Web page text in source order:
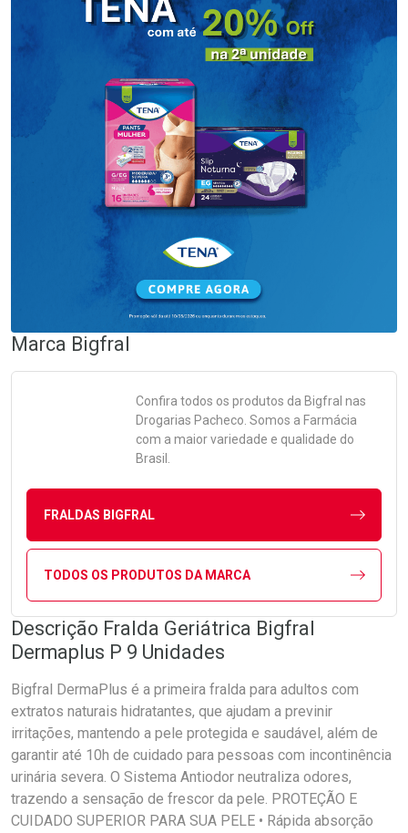
Marca Bigfral
Confira todos os produtos da Bigfral nas
Drogarias Pacheco. Somos a Farmácia
com a maior variedade e qualidade do
Brasil.
FRALDAS BIGFRAL
TODOS OS PRODUTOS DA MARCA
Descrição Fralda Geriátrica Bigfral
Dermaplus P 9 Unidades
Bigfral DermaPlus é a primeira fralda para adultos com
extratos naturais hidratantes, que ajudam a previnir
irritações, mantendo a pele protegida e saudável, além de
garantir até 10h de cuidado para pessoas com incontinência
urinária severa. O Sistema Antiodor neutraliza odores,
trazendo a sensação de frescor da pele. PROTEÇÃO E
CUIDADO SUPERIOR PARA SUA PELE • Rápida absorção